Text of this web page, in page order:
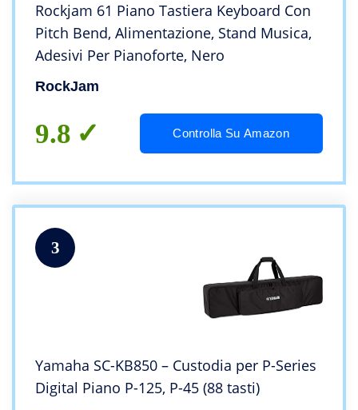
Rockjam 61 Piano Tastiera Keyboard Con
Pitch Bend, Alimentazione, Stand Musica,
Adesivi Per Pianoforte, Nero
RockJam
9.8 Controlla Su Amazon
3
Yamaha SC-KB850 – Custodia per P-Series
Digital Piano P-125, P-45 (88 tasti)